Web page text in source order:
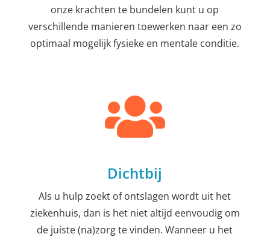
onze krachten te bundelen kunt u op
verschillende manieren toewerken naar een zo
optimaal mogelijk fysieke en mentale conditie.
Dichtbij
Als u hulp zoekt of ontslagen wordt uit het
ziekenhuis, dan is het niet altijd eenvoudig om
de juiste (na)zorg te vinden. Wanneer u het